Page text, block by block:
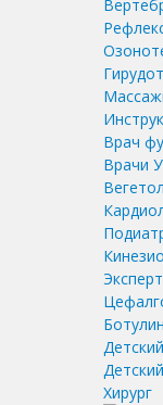
Врач
Врачи
Хирург